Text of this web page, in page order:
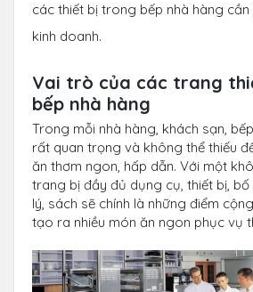
các thiết bị trong bếp nhà hàng
kinh doanh.
Vai trò của các trang
bếp nhà hàng
Trong mỗi nhà hàng, khách sạn,
rất quan trọng và không thể thiếu
ăn thơm ngon, hấp dẫn. Với một
trang bị đầy đủ dụng cụ, thiết bị,
lý, sách sẽ chính là những điểm
tạo ra nhiều món ăn ngon phục vụ